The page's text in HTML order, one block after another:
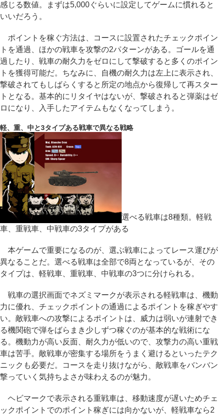
感じる数値。まずは5,000ぐらいに設定してゲームに慣れると
いいだろう。
ポイントを稼ぐ方法は、コースに設置されたチェックポイン
トを通過、ほかの戦車を攻撃の2パターンがある。ゴールを通
過したり、戦車の耐久力をゼロにして撃破すると多くのポイン
トを獲得可能だ。ちなみに、自機の耐久力は左上に表示され、
撃破されてもしばらくすると所定の地点から復帰して再スター
トとなる。基本的にリタイヤはないが、撃破されると弾薬はゼ
ロになり、入手したアイテムもなくなってしまう。
軽、重、中と3タイプある戦車で異なる戦略
選べる戦車は8種類。軽戦
車、重戦車、中戦車の3タイプがある
本ゲームで重要になるのが、選ぶ戦車によってレース運びが
異なることだ。選べる戦車は全部で8両となっているが、その
タイプは、軽戦車、重戦車、中戦車の3つに分けられる。
戦車の選択画面でネズミマークが表示される軽戦車は、機動
力に優れ、チェックポイントの通過によるポイントを稼ぎやす
い。敵戦車への攻撃によるポイントは、威力は弱いが連射でき
る機関砲で弾をばらまき少しずつ稼ぐのが基本的な戦術にな
る。機動力が高い反面、耐久力が低いので、攻撃力の高い重戦
車は苦手。敵戦車が密集する場所をうまく避けるといったテク
ニックも必要だ。コースを走り抜けながら、敵戦車をバンバン
撃っていく気持ちよさが味わえるのが魅力。
ヘビマークで表示される重戦車は、移動速度が遅いためチェ
ックポイントでのポイント稼ぎには向かないが、軽戦車なら2